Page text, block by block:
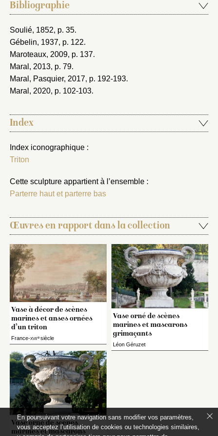
Bibliographie
Soulié, 1852, p. 35.
Gébelin, 1937, p. 122.
Maroteaux, 2009, p. 137.
Maral, 2013, p. 79.
Maral, Pasquier, 2017, p. 192-193.
Maral, 2020, p. 102-103.
Index
Index iconographique :
Triton
Cette sculpture appartient à l’ensemble :
Parterre haut et parterre bas
Œuvres en rapport dans la collection
Vase à décor de scènes
marines et anses ornées
d’un triton
France-xviiesiècle
Vase orné de scènes
marines et mascarons
Vase orné de scènes
marines et mascarons
grimaçants
Léon Géruzet
En poursuivant votre navigation sans modifier vos paramètres,
vous acceptez l’utilisation de cookies ou technologies similaires,